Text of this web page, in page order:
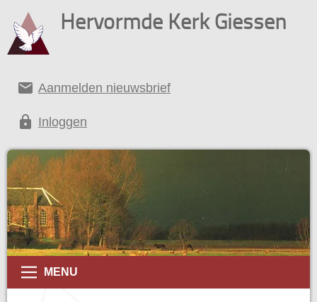
Hervormde Kerk Giessen
email Aanmelden nieuwsbrief
lock Inloggen
MENU